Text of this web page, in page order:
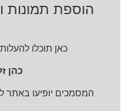
הוספת תמונות
כאן תוכלו
כהן
המסמכים יופיעו